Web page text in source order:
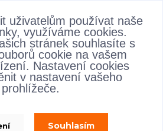
uživatelům používat naše
využíváme cookies.
stránek souhlasíte s
cookie na vašem
Nastavení cookies
v nastavení vašeho
prohlížeče.
Souhlasím